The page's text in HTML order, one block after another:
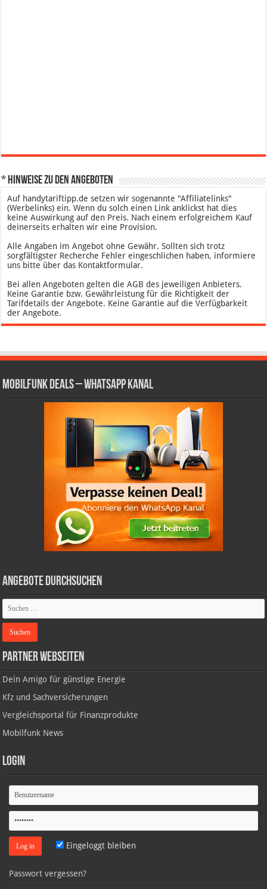
* Hinweise zu den Angeboten
Auf handytariftipp.de setzen wir sogenannte "Affiliatelinks"
(Werbelinks) ein. Wenn du solch einen Link anklickst hat dies
keine Auswirkung auf den Preis. Nach einem erfolgreichem Kauf
deinerseits erhalten wir eine Provision.
Alle Angaben im Angebot ohne Gewähr. Sollten sich trotz
sorgfältigster Recherche Fehler eingeschlichen haben, informiere
uns bitte über das Kontaktformular.
Bei allen Angeboten gelten die AGB des jeweiligen Anbieters.
Keine Garantie bzw. Gewährleistung für die Richtigkeit der
Tarifdetails der Angebote. Keine Garantie auf die Verfügbarkeit
der Angebote.
Mobilfunk Deals – WhatsApp Kanal
Angebote durchsuchen
Partner Webseiten
Dein Amigo für günstige Energie
Kfz und Sachversicherungen
Vergleichsportal für Finanzprodukte
Mobilfunk News
Login
Eingeloggt bleiben
Passwort vergessen?